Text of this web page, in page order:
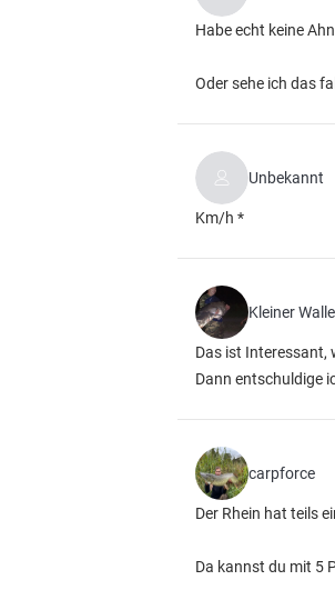
Habe echt keine
Oder sehe ich das
Unbekannt
Km/h *
Kleiner
Das ist Interessant,
Dann entschuldige
carpforce
Der Rhein hat teils
Da kannst du mit 5